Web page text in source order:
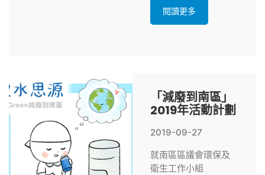
閱讀更多
「減廢到南區」
2019年活動計劃
2019-09-27
就南區區議會環保及
衛生工作小組